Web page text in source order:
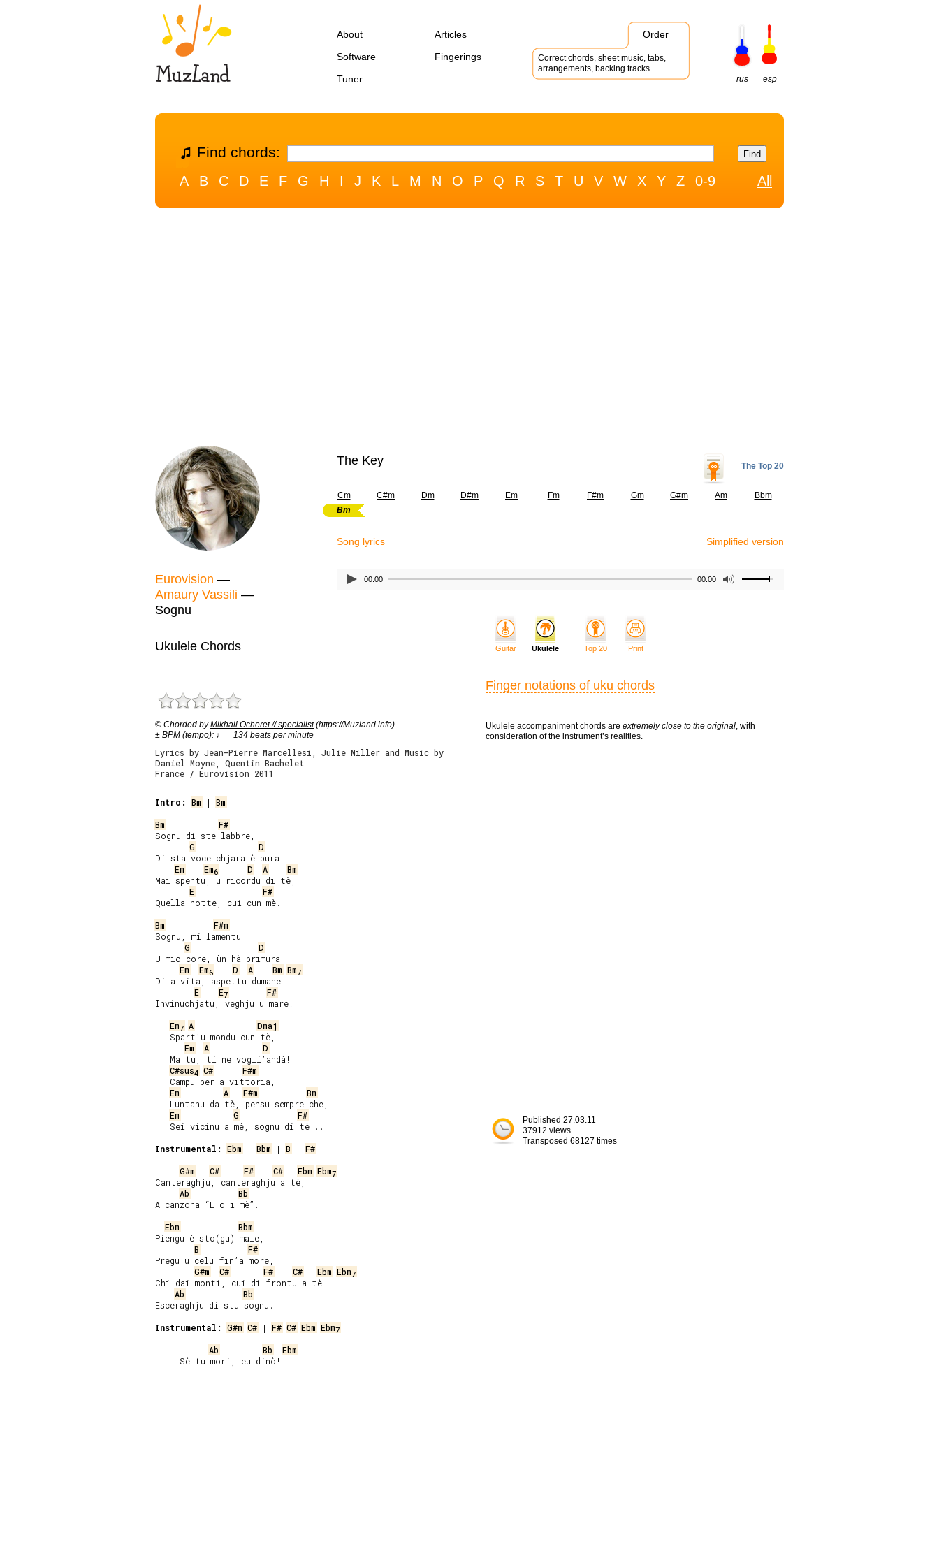
About
Articles
Software
Fingerings
Tuner
Order
Correct chords, sheet music, tabs,
arrangements, backing tracks.
rus
esp
Find chords:
A B C D E F G H I J K L M N O P Q R S T U V W X Y Z 0-9 All
Eurovision —
Amaury Vassili —
Sognu
The Key The Top 20
Cm C#m Dm D#m Em Fm F#m Gm G#m Am
Bbm
Bm
Song lyrics Simplified version
00:00 00:00
Ukulele Chords
© Chorded byMikhail Ocheret // specialist(https://Muzland.info)
± BPM (tempo): ♩ = 134 beats per minute
Lyrics by Jean-Pierre Marcellesi, Julie Miller and Music by
Daniel Moyne, Quentin Bachelet
France / Eurovision 2011
Intro: Bm | Bm
Bm
F#
Sognu di ste labbre,
G
D
Di sta voce chjara è pura.
Em
Em6 D A
Bm
Mai spentu, u ricordu di tè,
E
F#
Quella notte, cui cun mè.
Bm
F#m
Sognu, mi lamentu
G
D
U mio core, ùn hà primura
Em
Em6 D A Bm Bm7
Di a vita, aspettu dumane
E
E7
F#
Invinuchjatu, veghju u mare!
Em7 A
Dmaj
   Spart’u mondu cun tè,
Em
A
D
   Ma tu, ti ne vogli’andà!
C#sus4 C#
F#m
   Campu per a vittoria,
Em
A F#m
Bm
   Luntanu da tè, pensu sempre che,
Em
G
F#
   Sei vicinu a mè, sognu di tè...
Instrumental:
Ebm | Bbm | B | F#
G#m
C# F# C# Ebm Ebm7
Canteraghju, canteraghju a tè,
Ab
Bb
A canzona “L'o i mè”.
Ebm
Bbm
Piengu è sto(gu) male,
B
F#
Pregu u celu fin’a more,
G#m
C# F# C# Ebm Ebm7
Chi dai monti, cui di frontu a tè
Ab
Bb
Esceraghju di stu sognu.
Instrumental:
G#m C# | F# C# Ebm Ebm7
Ab Bb
Ebm
Guitar Ukulele Top 20 Print
Finger notations of uku chords
Ukulele accompaniment chords are extremely close to the original, with
consideration of the instrument’s realities.
Published 27.03.11
37912 views
Transposed 68127 times